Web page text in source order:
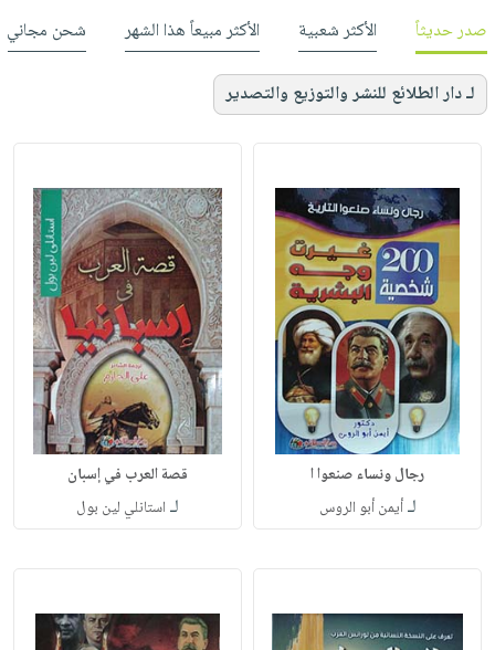
صدر حديثاً الأكثر شعبية الأكثر مبيعاً هذا الشهر شحن مجاني
لـ دار الطلائع للنشر والتوزيع والتصدير
رجال ونساء صنعوا ا
لـأيمن أبو الروس
قصة العرب في إسبان
لـ استانلي لين بول